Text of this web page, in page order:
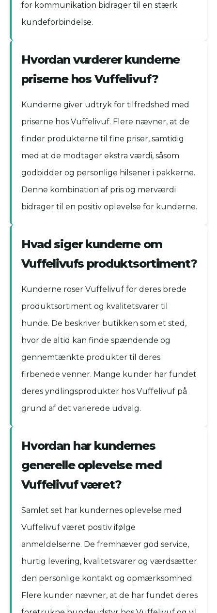
for kommunikation bidrager til en stærk
kundeforbindelse.
Hvordan vurderer kunderne
priserne hos Vuffelivuf?
Kunderne giver udtryk for tilfredshed med
priserne hos Vuffelivuf. Flere nævner, at de
finder produkterne til fine priser, samtidig
med at de modtager ekstra værdi, såsom
godbidder og personlige hilsener i pakkerne.
Denne kombination af pris og merværdi
bidrager til en positiv oplevelse for kunderne.
Hvad siger kunderne om
Vuffelivufs produktsortiment?
Kunderne roser Vuffelivuf for deres brede
produktsortiment og kvalitetsvarer til
hunde. De beskriver butikken som et sted,
hvor de altid kan finde spændende og
gennemtænkte produkter til deres
firbenede venner. Mange kunder har fundet
deres yndlingsprodukter hos Vuffelivuf på
grund af det varierede udvalg.
Hvordan har kundernes
generelle oplevelse med
Vuffelivuf været?
Samlet set har kundernes oplevelse med
Vuffelivuf været positiv ifølge
anmeldelserne. De fremhæver god service,
hurtig levering, kvalitetsvarer og værdsætter
den personlige kontakt og opmærksomhed.
Flere kunder nævner, at de har fundet deres